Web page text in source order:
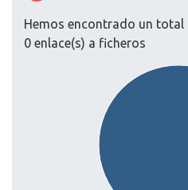
Hemos encontrado un total
0 enlace(s) a ficheros